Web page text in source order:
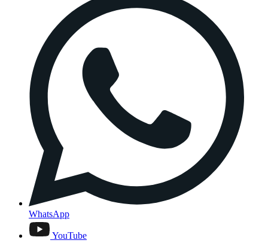
WhatsApp
YouTube